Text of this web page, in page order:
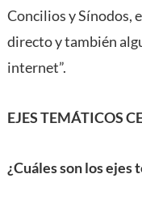
Concilios y Sínodos,
directo y también
internet”.
EJES TEMÁTICOS
¿Cuáles son los